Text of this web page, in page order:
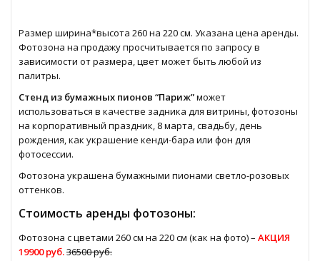
Размер ширина*высота 260 на 220 см. Указана цена аренды.
Фотозона на продажу просчитывается по запросу в
зависимости от размера, цвет может быть любой из
палитры.
Стенд из бумажных пионов “Париж”может
использоваться в качестве задника для витрины, фотозоны
на корпоративный праздник, 8 марта, свадьбу, день
рождения, как украшение кенди-бара или фон для
фотосессии.
Фотозона украшена бумажными пионами светло-розовых
оттенков.
Стоимость аренды фотозоны:
Фотозона с цветами 260 см на 220 см (как на фото) – АКЦИЯ
19900 руб.36500 руб.